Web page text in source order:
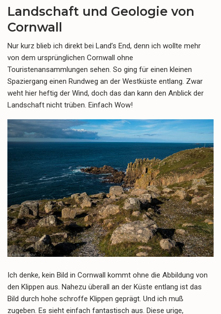
Landschaft und Geologie von
Cornwall
Nur kurz blieb ich direkt bei Land’s End, denn ich wollte mehr
von dem ursprünglichen Cornwall ohne
Touristenansammlungen sehen. So ging für einen kleinen
Spaziergang einen Rundweg an der Westküste entlang. Zwar
weht hier heftig der Wind, doch das dan kann den Anblick der
Landschaft nicht trüben. Einfach Wow!
Ich denke, kein Bild in Cornwall kommt ohne die Abbildung von
den Klippen aus. Nahezu überall an der Küste entlang ist das
Bild durch hohe schroffe Klippen geprägt. Und ich muß
zugeben. Es sieht einfach fantastisch aus. Diese urige,